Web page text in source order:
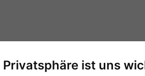
Privatsphäre ist uns